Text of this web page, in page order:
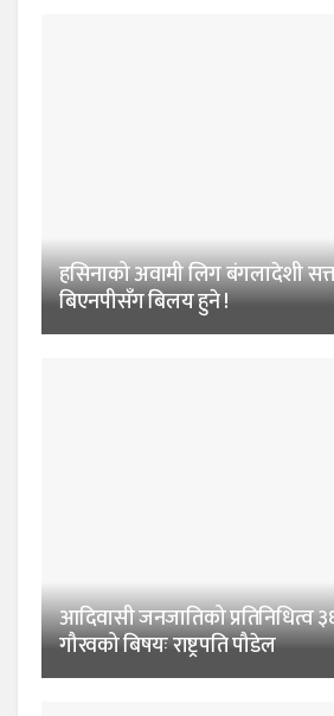
हसिनाको अवामी लिग बंगलादेशी
बिएनपीसँग बिलय हुने !
आदिवासी जनजातिको प्रतिनिधित्व
गौरवको बिषयः राष्ट्रपति पौडेल